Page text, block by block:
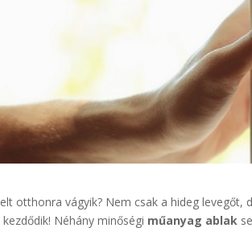
otthonra vágyik? Nem csak a hideg
Néhány minőségi műanyag ablak